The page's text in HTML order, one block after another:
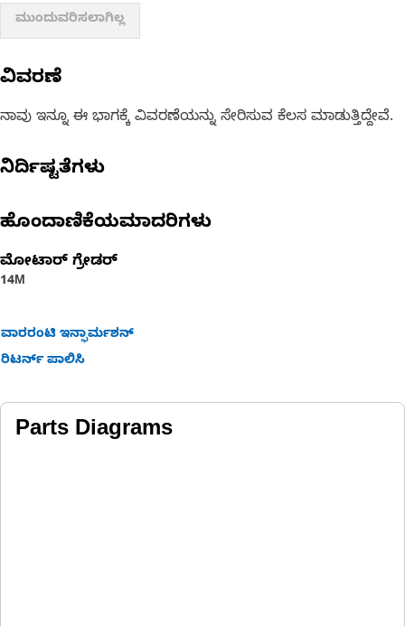
ಮುಂದುವರಿಸಲಾಗಿಲ್ಲ
ವಿವರಣೆ
ನಾವು ಇನ್ನೂ ಈ ಭಾಗಕ್ಕೆ ವಿವರಣೆಯನ್ನು ಸೇರಿಸುವ ಕೆಲಸ ಮಾಡುತ್ತಿದ್ದೇವೆ.
ನಿರ್ದಿಷ್ಟತೆಗಳು
ಹೊಂದಾಣಿಕೆಯಮಾದರಿಗಳು
ಮೋಟಾರ್ ಗ್ರೇಡರ್
14M
ವಾರರಂಟಿ ಇನ್ಫಾರ್ಮಶನ್
ರಿಟರ್ನ್ ಪಾಲಿಸಿ
Parts Diagrams